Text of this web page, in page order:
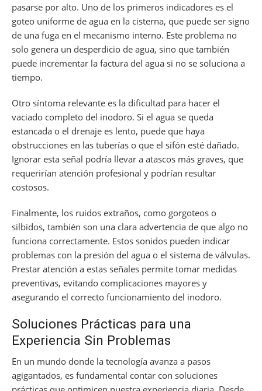
pasarse por alto. Uno de los primeros indicadores es el
goteo uniforme de agua en la cisterna, que puede ser signo
de una fuga en el mecanismo interno. Este problema no
solo genera un desperdicio de agua, sino que también
puede incrementar la factura del agua si no se soluciona a
tiempo.
Otro síntoma relevante es la dificultad para hacer el
vaciado completo del inodoro. Si el agua se queda
estancada o el drenaje es lento, puede que haya
obstrucciones en las tuberías o que el sifón esté dañado.
Ignorar esta señal podría llevar a atascos más graves, que
requerirían atención profesional y podrían resultar
costosos.
Finalmente, los ruidos extraños, como gorgoteos o
silbidos, también son una clara advertencia de que algo no
funciona correctamente. Estos sonidos pueden indicar
problemas con la presión del agua o el sistema de válvulas.
Prestar atención a estas señales permite tomar medidas
preventivas, evitando complicaciones mayores y
asegurando el correcto funcionamiento del inodoro.
Soluciones Prácticas para una
Experiencia Sin Problemas
En un mundo donde la tecnología avanza a pasos
agigantados, es fundamental contar con soluciones